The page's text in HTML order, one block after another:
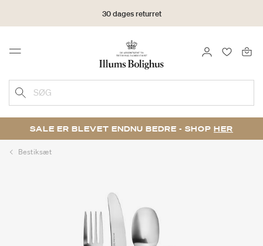
30 dages returret
Menu LOG IND
SØG
SALE ER BLEVET ENDNU BEDRE - SHOP HER
Bestiksæt